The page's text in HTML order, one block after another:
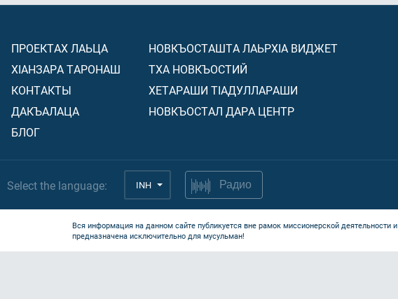
ПРОЕКТАХ ЛАЬЦА
ХIАНЗАРА ТАРОНАШ
КОНТАКТЫ
ДАКЪАЛАЦА
БЛОГ
НОВКЪОСТАШТА ЛАЬРХIА ВИДЖЕТ
ТХА НОВКЪОСТИЙ
ХЕТАРАШИ ТIАДУЛЛАРАШИ
НОВКЪОСТАЛ ДАРА ЦЕНТР
Select the language: INH Радио
Вся информация на данном сайте публикуется вне рамок миссионерской деятельности и
предназначена исключительно для мусульман!